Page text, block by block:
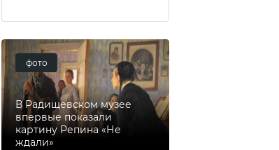
фото
В Радищевском музее
впервые показали
картину Репина «Не
ждали»